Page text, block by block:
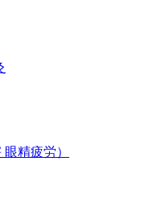
精疲労）